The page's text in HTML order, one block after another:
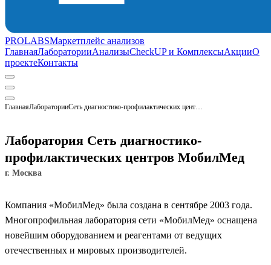
PROLABSМаркетплейс анализов
ГлавнаяЛабораторииАнализыCheckUP и КомплексыАкцииО
проектеКонтакты
ГлавнаяЛаборатории Сеть диагностико-профилактических центров МобилМед
Лаборатория Сеть диагностико-
профилактических центров МобилМед
г. Москва
Компания «МобилМед» была создана в сентябре 2003 года.
Многопрофильная лаборатория сети «МобилМед» оснащена
новейшим оборудованием и реагентами от ведущих
отечественных и мировых производителей.